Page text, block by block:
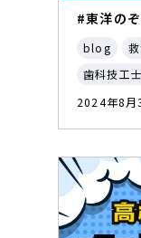
#東洋の
blog
歯科技工
2024年8月